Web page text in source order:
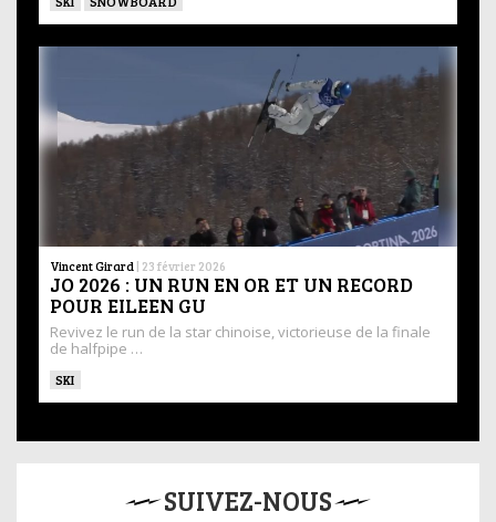
Vincent Girard | 23 février 2026
JO 2026 : UN RUN EN OR ET UN RECORD
POUR EILEEN GU
Revivez le run de la star chinoise, victorieuse de la finale
de halfpipe …
SKI
SUIVEZ-NOUS